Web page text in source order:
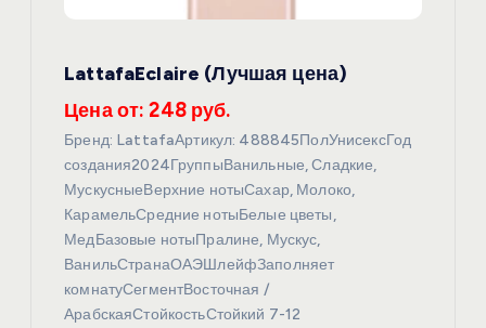
LattafaEclaire (Лучшая цена)
Цена от: 248 руб.
Бренд: LattafaАртикул: 488845ПолУнисексГод
создания2024ГруппыВанильные, Сладкие,
МускусныеВерхние нотыСахар, Молоко,
КарамельСредние нотыБелые цветы,
МедБазовые нотыПралине, Мускус,
ВанильСтранаОАЭШлейфЗаполняет
комнатуСегментВосточная /
АрабскаяСтойкостьСтойкий 7-12